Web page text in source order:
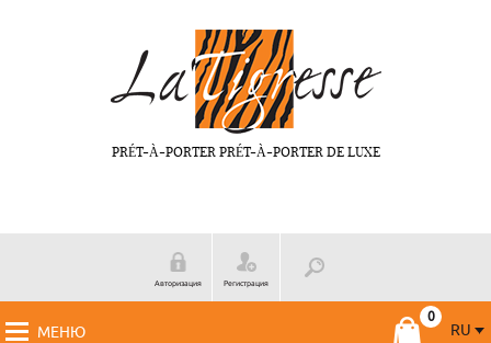
PRÉT-À-PORTER PRÉT-À-PORTER DE LUXE
Авторизация Регистрация
МЕНЮ
RU